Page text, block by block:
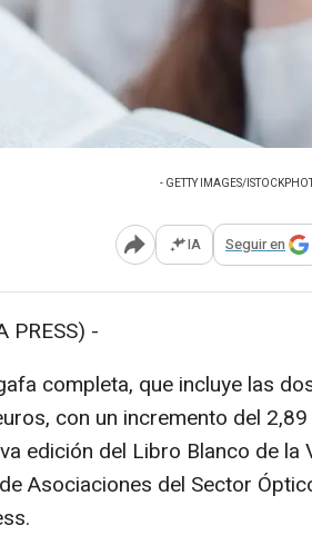
- GETTY IMAGES/
Abrir opciones para
IA Seguir en
PRESS) -
completa, que incluye las
con un incremento del
edición del Libro Blanco de la
Asociaciones del Sector